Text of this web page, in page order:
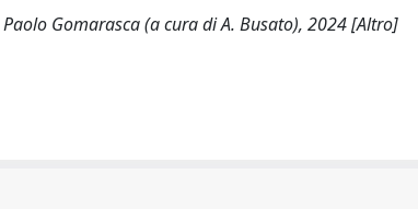
Gomarasca (a cura di A. Busato), 2024 [Altro]